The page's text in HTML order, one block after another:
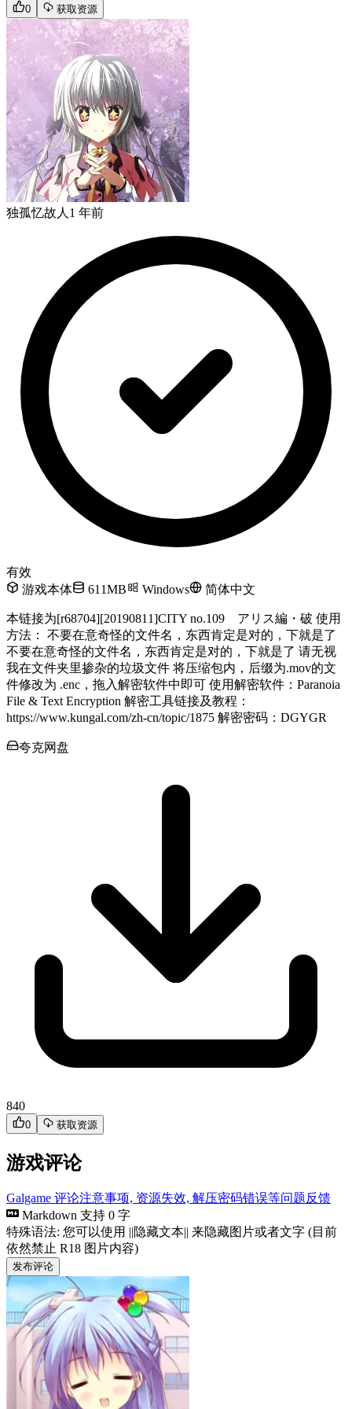
0 获取资源
独孤忆故人 1 年前
有效
游戏本体
611MB Windows 简体中文
本链接为[r68704][20190811]CITY no.109 アリス編・破 使用
方法： 不要在意奇怪的文件名，东西肯定是对的，下就是了
不要在意奇怪的文件名，东西肯定是对的，下就是了 请无视
我在文件夹里掺杂的垃圾文件 将压缩包内，后缀为.mov的文
件修改为 .enc，拖入解密软件中即可 使用解密软件：Paranoia
File & Text Encryption 解密工具链接及教程：
https://www.kungal.com/zh-cn/topic/1875 解密密码：DGYGR
夸克网盘
840
0 获取资源
游戏评论
Galgame 评论注意事项, 资源失效, 解压密码错误等问题反馈
Markdown 支持 0 字
特殊语法: 您可以使用 ||隐藏文本|| 来隐藏图片或者文字 (目前
依然禁止 R18 图片内容)
发布评论